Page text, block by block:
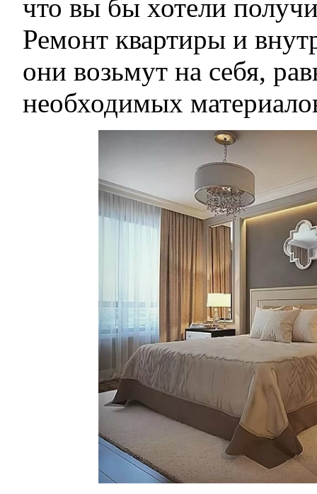
что вы бы хотели
Ремонт квартиры и
они возьмут на себя,
необходимых